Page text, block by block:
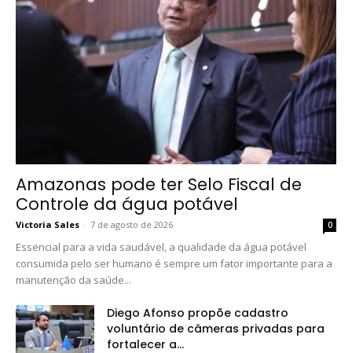
Amazonas pode ter Selo Fiscal de
Controle da água potável
Victoria Sales - 7 de agosto de 2026 0
Essencial para a vida saudável, a qualidade da água potável
consumida pelo ser humano é sempre um fator importante para a
manutenção da saúde...
Diego Afonso propõe cadastro
voluntário de câmeras privadas para
fortalecer a...